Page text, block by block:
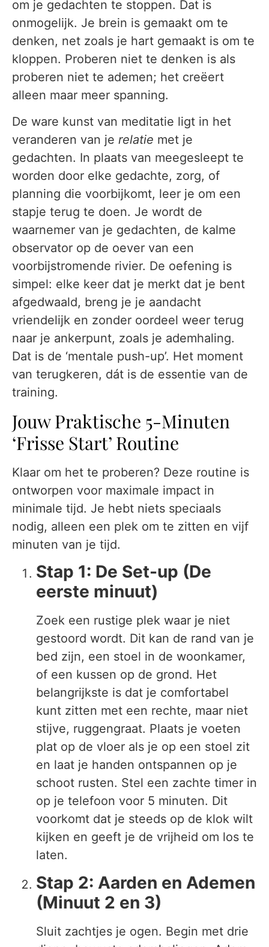
om je gedachten te stoppen. Dat is
onmogelijk. Je brein is gemaakt om te
denken, net zoals je hart gemaakt is om te
kloppen. Proberen niet te denken is als
proberen niet te ademen; het creëert
alleen maar meer spanning.
De ware kunst van meditatie ligt in het
veranderen van je relatie met je
gedachten. In plaats van meegesleept te
worden door elke gedachte, zorg, of
planning die voorbijkomt, leer je om een
stapje terug te doen. Je wordt de
waarnemer van je gedachten, de kalme
observator op de oever van een
voorbijstromende rivier. De oefening is
simpel: elke keer dat je merkt dat je bent
afgedwaald, breng je je aandacht
vriendelijk en zonder oordeel weer terug
naar je ankerpunt, zoals je ademhaling.
Dat is de ‘mentale push-up’. Het moment
van terugkeren, dát is de essentie van de
training.
Jouw Praktische 5-Minuten
‘Frisse Start’ Routine
Klaar om het te proberen? Deze routine is
ontworpen voor maximale impact in
minimale tijd. Je hebt niets speciaals
nodig, alleen een plek om te zitten en vijf
minuten van je tijd.
Stap 1: De Set-up (De
eerste minuut)
Zoek een rustige plek waar je niet
gestoord wordt. Dit kan de rand van je
bed zijn, een stoel in de woonkamer,
of een kussen op de grond. Het
belangrijkste is dat je comfortabel
kunt zitten met een rechte, maar niet
stijve, ruggengraat. Plaats je voeten
plat op de vloer als je op een stoel zit
en laat je handen ontspannen op je
schoot rusten. Stel een zachte timer in
op je telefoon voor 5 minuten. Dit
voorkomt dat je steeds op de klok wilt
kijken en geeft je de vrijheid om los te
laten.
Stap 2: Aarden en Ademen
(Minuut 2 en 3)
Sluit zachtjes je ogen. Begin met drie